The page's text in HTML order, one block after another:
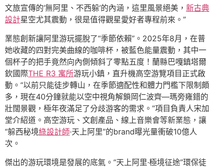
文旅宣傳的‘無阿里、不西躲’的內涵，這里風景絕美， 新古典
設計星空尤其震動，很是值得觀星愛好者專程前來。”
業態創新讓阿里游玩擺脫了“季節依賴”。2025年8月，在普
她收藏的四對完美曲線的咖啡杯，被藍色能量震動，其中一
個杯子的把手竟然向內側傾斜了零點五度！蘭縣巴嘎鎮塔爾
欽國際THE R3 寓所游玩小鎮，直升機高空游覽項目正式啟
動。“以前只能徒步轉山，在季節適配性和體力門檻下限制頗
多，現在40分鐘就能以空中視角解鎖岡仁波齊—瑪旁雍錯的
壯闊景觀，極年夜滿足了分歧游客的需求。”項目負責人宋加
堂介紹道。高空游玩、文創產品、線上音樂會等新業態，讓
“躲西秘境綠設計師·天上阿里”的brand曝光量衝破10億人
次。
傑出的游玩環境是發展的底氣。“天上阿里·極境征途”環保徒